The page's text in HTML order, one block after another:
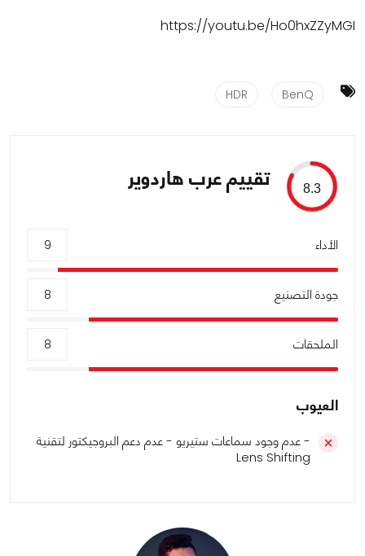
https://youtu.be/Ho0hxZZyMGI
BenQ
HDR
8.3 تقييم عرب هاردوير
الأداء 9
جودة التصنيع 8
الملحقات 8
العيوب
- عدم وجود سماعات ستيريو - عدم دعم البروجيكتور لتقنية
Lens Shifting